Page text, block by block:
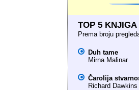
TOP 5 KNJIGA
Prema broju
Duh tame
Mirna Malinar
Čarolija
Richard Dawkins